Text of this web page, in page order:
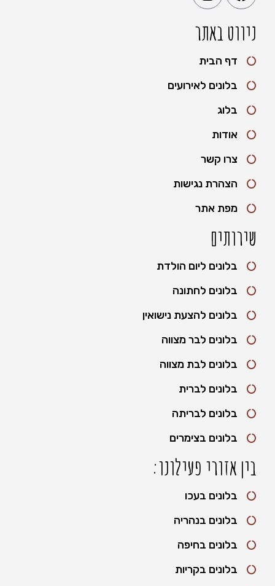
ניווט באתר
דף הבית
בלונים לאירועים
בלוג
אודות
צרו קשר
הצהרת נגישות
מפת אתר
שירותים
בלונים ליום הולדת
בלונים לחתונה
בלונים להצעת נישואין
בלונים לבר מצווה
בלונים לבת מצווה
בלונים לברית
בלונים לבריתה
בלונים בצימרים
בין אזורי פעילונו:
בלונים בעכו
בלונים בנהריה
בלונים בחיפה
בלונים בקריות